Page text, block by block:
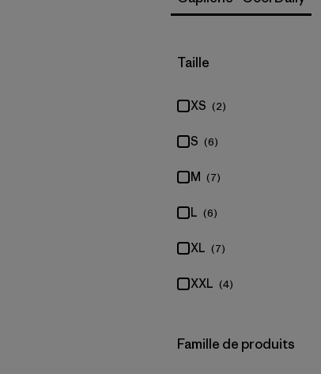
Filtrer par
Taille
XS (2)
S (6)
M (7)
L (6)
XL (7)
XXL (4)
Filtrer par
Famille de produits